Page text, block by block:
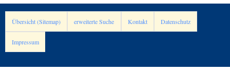
Übersicht (Sitemap) erweiterte Suche Kontakt Datenschutz
Impressum